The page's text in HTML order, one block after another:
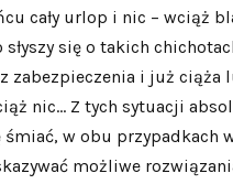
cały urlop i nic – wciąż
słyszy się o takich
zabezpieczenia i już ciąża
nic… Z tych sytuacji
śmiać, w obu przypadkach
możliwe